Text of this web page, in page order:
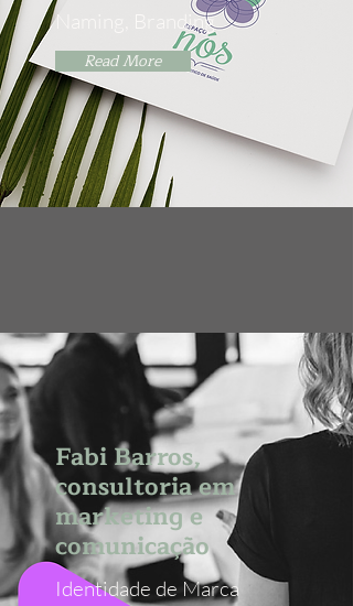
Naming, Branding
Read More
Fabi Barros,
consultoria em
marketing e
comunicação
Identidade de Marca